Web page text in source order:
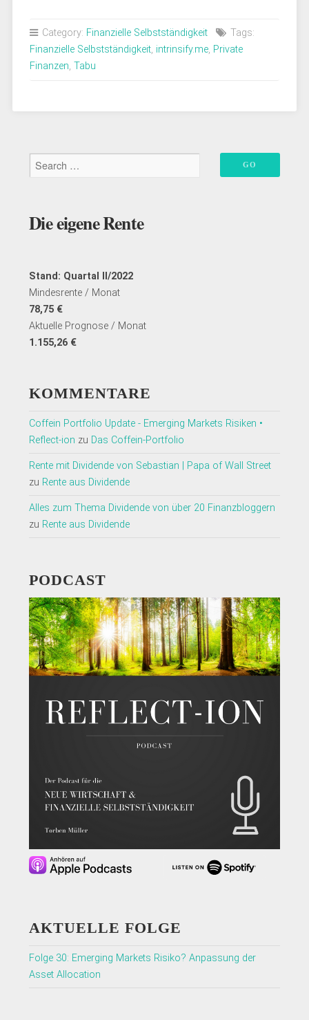
Private
Finanzen“
Category: Finanzielle Selbstständigkeit
Tags:
Finanzielle Selbstständigkeit, intrinsify.me, Private
Finanzen, Tabu
Die eigene Rente
Stand: Quartal II/2022
Mindesrente / Monat
78,75 €
Aktuelle Prognose / Monat
1.155,26 €
KOMMENTARE
Coffein Portfolio Update - Emerging Markets Risiken •
Reflect-ion zu Das Coffein-Portfolio
Rente mit Dividende von Sebastian | Papa of Wall Street
zu Rente aus Dividende
Alles zum Thema Dividende von über 20 Finanzbloggern
zu Rente aus Dividende
PODCAST
AKTUELLE FOLGE
Folge 30: Emerging Markets Risiko? Anpassung der
Asset Allocation